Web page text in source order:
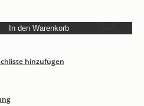
In den Warenkorb
hinzufügen